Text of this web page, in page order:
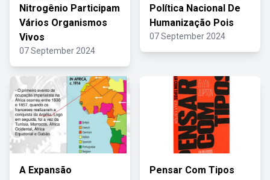
Nitrogênio Participam
Vários Organismos
Vivos
07 September 2024
Política Nacional De
Humanização Pois
07 September 2024
A Expansão
Pensar Com Tipos